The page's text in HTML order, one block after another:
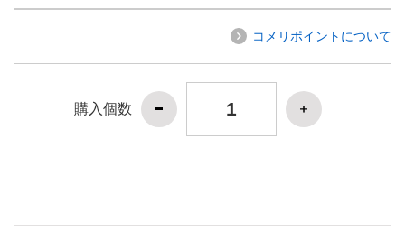
コメリポイントについて
購入個数